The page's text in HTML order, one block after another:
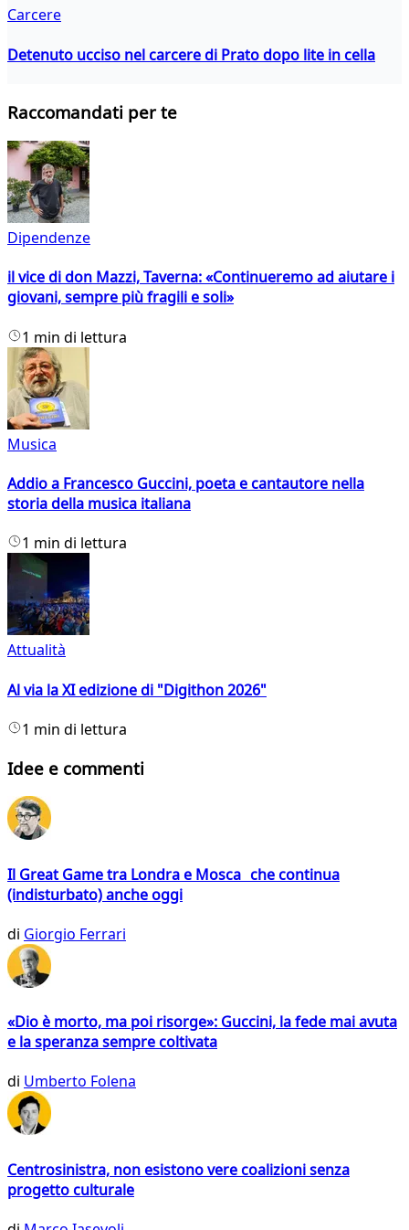
Carcere
Detenuto ucciso nel carcere di Prato dopo lite in cella
Raccomandati per te
Dipendenze
il vice di don Mazzi, Taverna: «Continueremo ad aiutare i
giovani, sempre più fragili e soli»
1 min di lettura
Musica
Addio a Francesco Guccini, poeta e cantautore nella
storia della musica italiana
1 min di lettura
Attualità
Al via la XI edizione di "Digithon 2026"
1 min di lettura
Idee e commenti
Il Great Game tra Londra e Mosca che continua
(indisturbato) anche oggi
di Giorgio Ferrari
«Dio è morto, ma poi risorge»: Guccini, la fede mai avuta
e la speranza sempre coltivata
di Umberto Folena
Centrosinistra, non esistono vere coalizioni senza
progetto culturale